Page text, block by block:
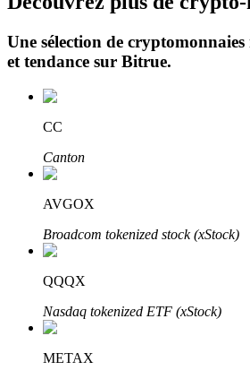
Obtenez des bénéfices à long terme
Apprenez le Staking
Une sélection de cryptomonnaies
et tendance sur Bitrue.
CC
Canton
AVGOX
Broadcom tokenized stock (xStock)
QQQX
Nasdaq tokenized ETF (xStock)
METAX